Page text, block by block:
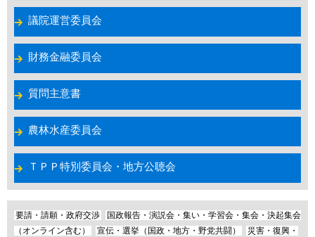
議院運営委員会
財務金融委員会
質問主意書
農林水産委員会
ＴＰＰ特別委員会・地方公聴会
要請・請願・政府交渉
国政報告・演説会・集い・学習会・集会・決起集会
（オンライン含む）
宣伝・選挙（国政・地方・野党共闘）
災害・復興・